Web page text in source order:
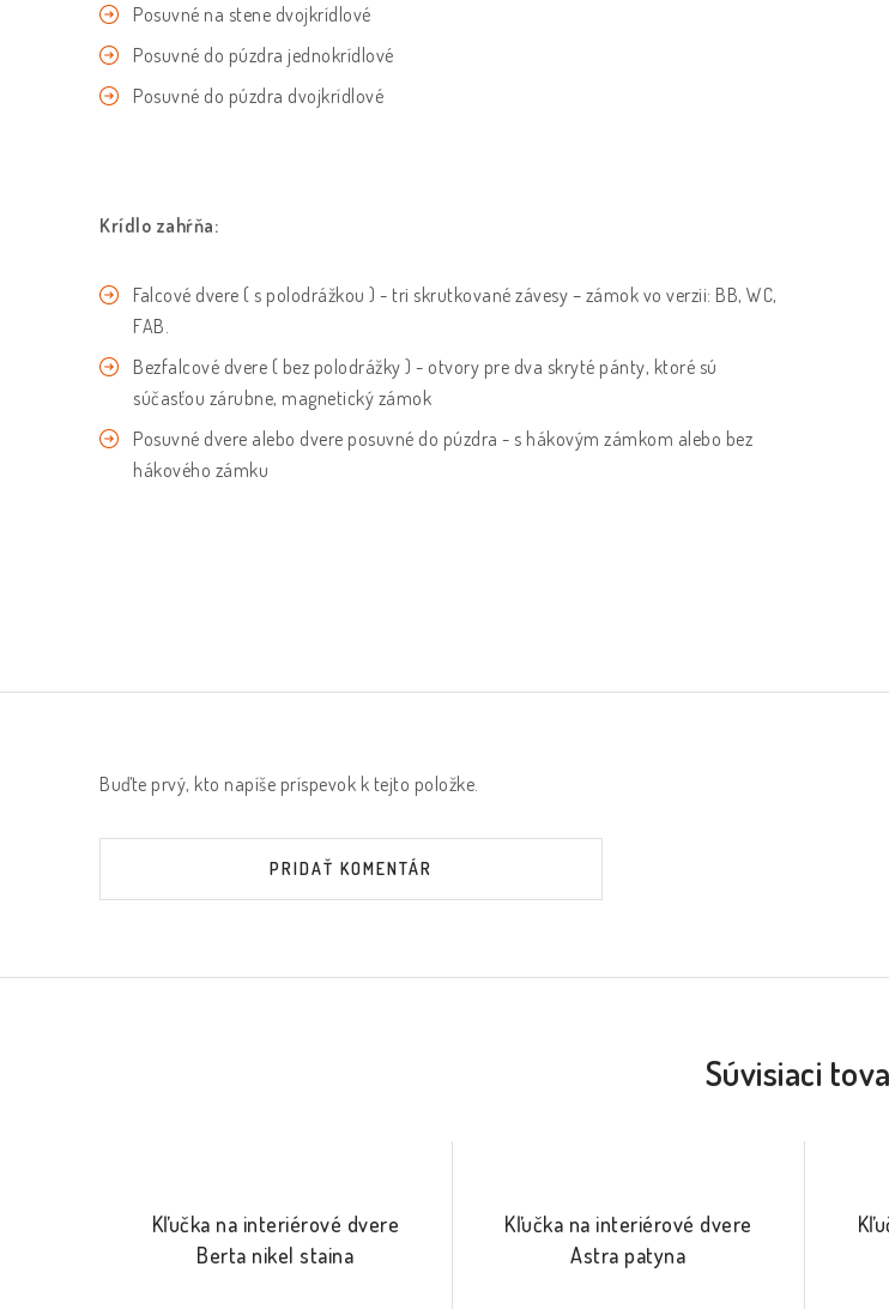
Posuvné na stene dvojkrídlové
Posuvné do púzdra jednokrídlové
Posuvné do púzdra dvojkrídlové
Krídlo zahŕňa:
Falcové dvere ( s polodrážkou ) - tri skrutkované závesy – zámok vo verzii: BB, WC,
FAB.
Bezfalcové dvere ( bez polodrážky ) - otvory pre dva skryté pánty, ktoré sú
súčasťou zárubne, magnetický zámok
Posuvné dvere alebo dvere posuvné do púzdra - s hákovým zámkom alebo bez
hákového zámku
Buďte prvý, kto napíše príspevok k tejto položke.
PRIDAŤ KOMENTÁR
Súvisiaci
Kľučka na interiérové dvere
Berta nikel staina
Kľučka na interiérové dvere
Astra patyna